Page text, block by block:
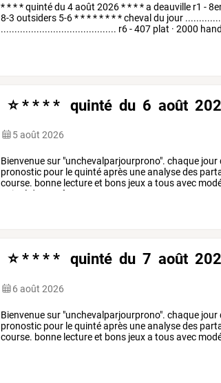
****quintédu 4août 2026****a deauville r1 -
8-3 outsiders 5-6********cheval du jour
.......................................... r6-407 plat · 2000
⭐ * * * * quinté du 6 août
5 août 2026
Bienvenuesur "unchevalparjourprono". chaque jour
pronostic pour lequintéaprès uneanalysedes
course. bonne lectureet bons jeuxa tousavec
quinté du août
⭐ * * * * quinté du 7 août
6 août 2026
Bienvenuesur "unchevalparjourprono". chaque jour
pronostic pour lequintéaprès uneanalysedes
course. bonne lectureet bons jeuxa tousavec